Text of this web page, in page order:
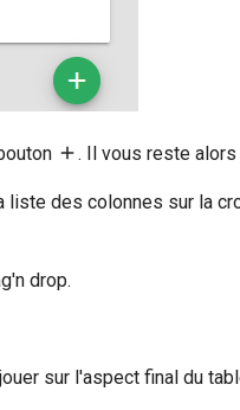
. Il vous reste
liste des colonnes sur la
drop.
sur l'aspect final du